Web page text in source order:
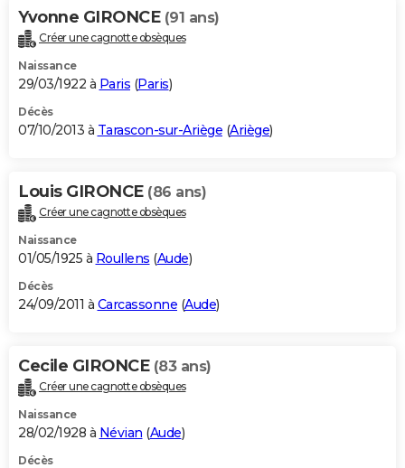
Yvonne GIRONCE (91 ans)
Créer une cagnotte obsèques
Naissance
29/03/1922 à Paris (Paris)
Décès
07/10/2013 à Tarascon-sur-Ariège (Ariège)
Louis GIRONCE (86 ans)
Créer une cagnotte obsèques
Naissance
01/05/1925 à Roullens (Aude)
Décès
24/09/2011 à Carcassonne (Aude)
Cecile GIRONCE (83 ans)
Créer une cagnotte obsèques
Naissance
28/02/1928 à Névian (Aude)
Décès